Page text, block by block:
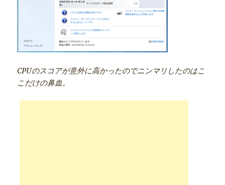
CPUのスコアが意外に高かったのでニンマリしたのはこ
こだけの鼻血。